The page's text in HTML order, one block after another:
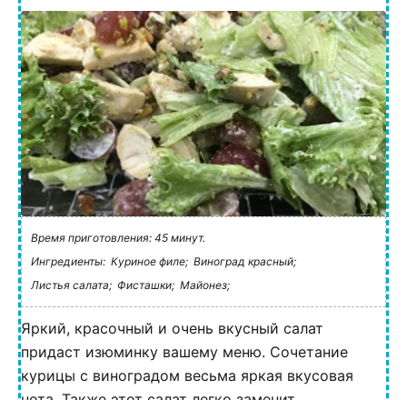
Время приготовления: 45 минут.
Ингредиенты: Куриное филе; Виноград красный;
Листья салата; Фисташки; Майонез;
Яркий, красочный и очень вкусный салат
придаст изюминку вашему меню. Сочетание
курицы с виноградом весьма яркая вкусовая